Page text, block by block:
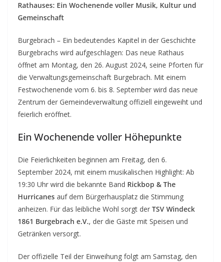
Rathauses: Ein Wochenende voller Musik, Kultur und
Gemeinschaft
Burgebrach – Ein bedeutendes Kapitel in der Geschichte
Burgebrachs wird aufgeschlagen: Das neue Rathaus
öffnet am Montag, den 26. August 2024, seine Pforten für
die Verwaltungsgemeinschaft Burgebrach. Mit einem
Festwochenende vom 6. bis 8. September wird das neue
Zentrum der Gemeindeverwaltung offiziell eingeweiht und
feierlich eröffnet.
Ein Wochenende voller Höhepunkte
Die Feierlichkeiten beginnen am Freitag, den 6.
September 2024, mit einem musikalischen Highlight: Ab
19:30 Uhr wird die bekannte Band Rickbop & The
Hurricanes auf dem Bürgerhausplatz die Stimmung
anheizen. Für das leibliche Wohl sorgt der TSV Windeck
1861 Burgebrach e.V., der die Gäste mit Speisen und
Getränken versorgt.
Der offizielle Teil der Einweihung folgt am Samstag, den